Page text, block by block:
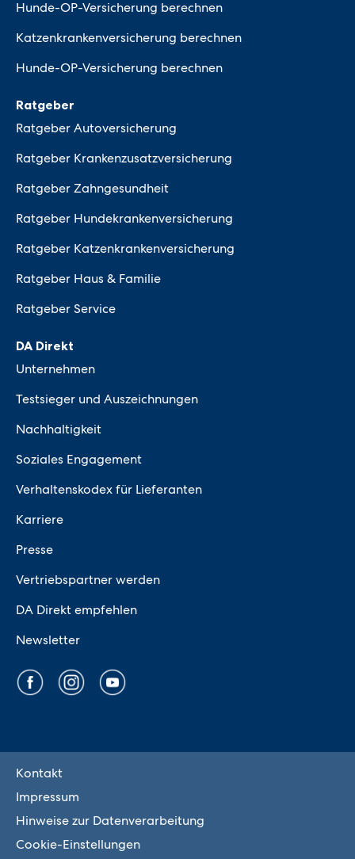
Hunde-OP-Versicherung berechnen
Katzenkrankenversicherung berechnen
Hunde-OP-Versicherung berechnen
Ratgeber
Ratgeber Autoversicherung
Ratgeber Krankenzusatzversicherung
Ratgeber Zahngesundheit
Ratgeber Hundekrankenversicherung
Ratgeber Katzenkrankenversicherung
Ratgeber Haus & Familie
Ratgeber Service
DA Direkt
Unternehmen
Testsieger und Auszeichnungen
Nachhaltigkeit
Soziales Engagement
Verhaltenskodex für Lieferanten
Karriere
Presse
Vertriebspartner werden
DA Direkt empfehlen
Newsletter
Kontakt
Impressum
Hinweise zur Datenverarbeitung
Cookie-Einstellungen